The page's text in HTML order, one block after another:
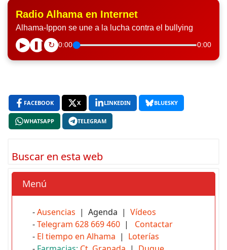
Radio Alhama en Internet
Alhama-Ippon se une a la lucha contra el bullying
▶
❚❚ ↻ 0:00 0:00
FACEBOOK X LINKEDIN BLUESKY
WHATSAPP TELEGRAM
Buscar en esta web
Menú
-Ausencias | Agenda | Vídeos
-Telegram 628 669 460 | Contactar
- El tiempo en Alhama | Loterías